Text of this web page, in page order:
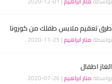
طرق تعقيم ملابس طفلك من كورونا
بواسطةمنار ابراهيم| 25-11-2020
الغاز اطفال
بواسطةمنار ابراهيم| 26-07-2020